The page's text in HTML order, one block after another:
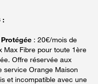
:
: 20€/mois de
Max Fibre pour toute 1ère
Offre réservée aux
service Orange Maison
et incompatible avec une